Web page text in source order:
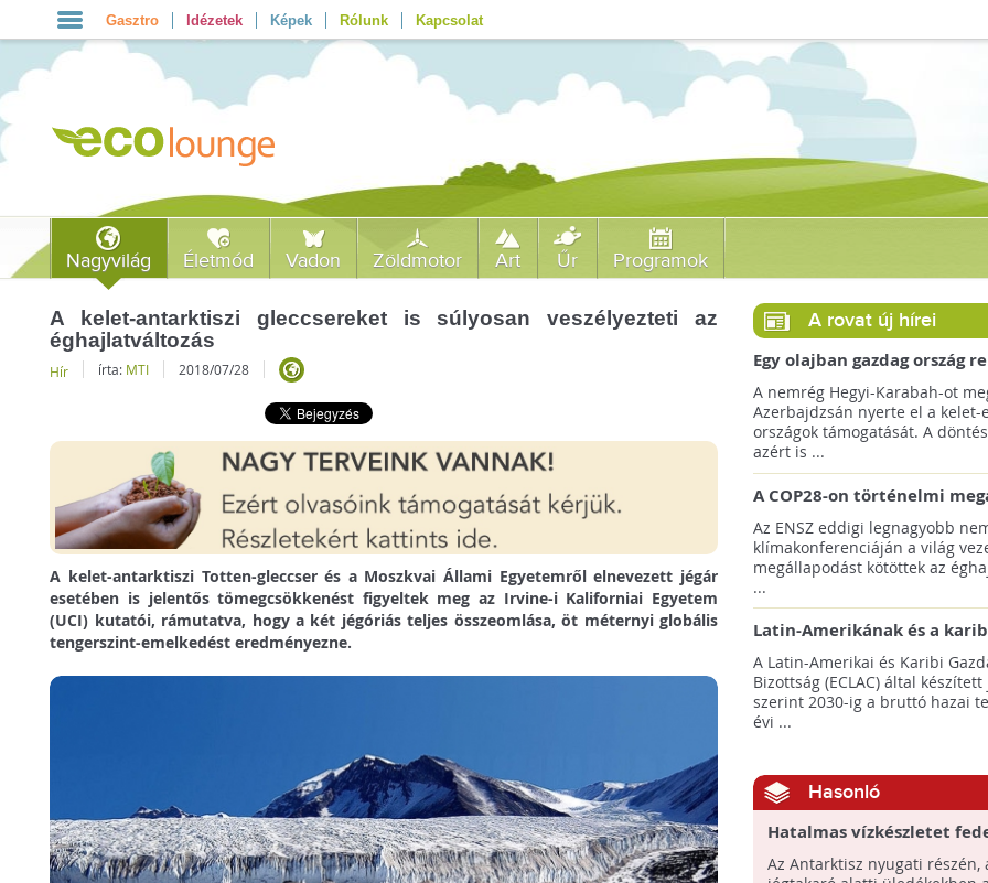
Gasztro Idézetek Képek Rólunk Kapcsolat
Nagyvilág Életmód Vadon Zöldmotor Art Űr Programok
A kelet-antarktiszi gleccsereket is súlyosan veszélyezteti az
éghajlatváltozás
Hír írta: MTI 2018/07/28
A kelet-antarktiszi Totten-gleccser és a Moszkvai Állami Egyetemről elnevezett jégár
esetében is jelentős tömegcsökkenést figyeltek meg az Irvine-i Kaliforniai Egyetem
(UCI) kutatói, rámutatva, hogy a két jégóriás teljes összeomlása, öt méternyi globális
tengerszint-emelkedést eredményezne.
A rovat új hírei
Egy olajban gazdag ország
jövőre a COP29 klímacsúcsot
A nemrég Hegyi-Karabah-ot
Azerbajdzsán nyerte el a kelet-
országok támogatását. A
azért is ...
A COP28-on történelmi
született! - Összefoglaló az
klímacsúcsáról
Az ENSZ eddigi legnagyobb
klímakonferenciáján a világ
megállapodást kötöttek az
...
Latin-Amerikának és a
térségnek növelniük kell
az éghajlatvédelmi célok
A Latin-Amerikai és Karibi
Bizottság (ECLAC) által
szerint 2030-ig a bruttó hazai
évi ...
Hasonló
Hatalmas vízkészletet
az Antarktisz alatt
Az Antarktisz nyugati részén,